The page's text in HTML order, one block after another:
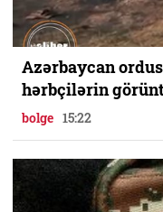
Azərbaycan
hərbçilərin
bolge 15:22